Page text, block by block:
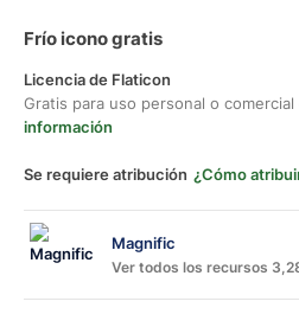
Frío icono gratis
Licencia de Flaticon
Gratis para uso personal o
información
Se requiere atribución ¿Cómo
Magnific
Ver todos los recursos